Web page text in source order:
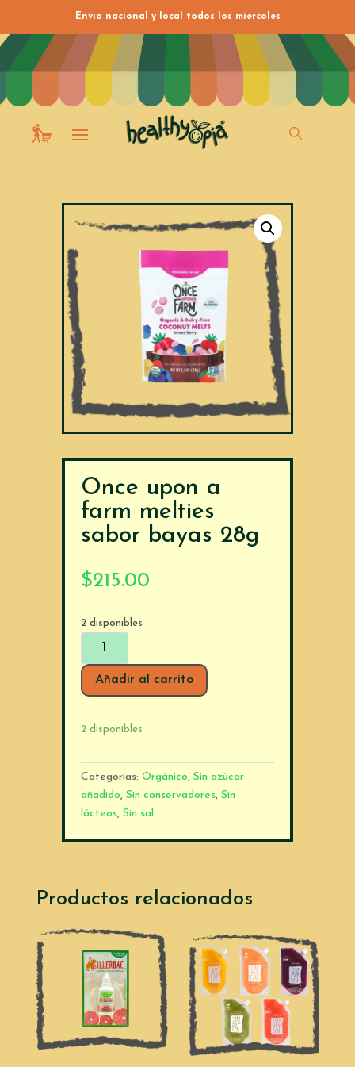
Envío nacional y local todos los miércoles
Once upon a
farm melties
sabor bayas 28g
$215.00
2 disponibles
Once
farm
sabor
Añadir al carrito
2 disponibles
Categorías:Orgánico,Sin azúcar
añadido,Sin conservadores,Sin
lácteos,Sin sal
Productos relacionados